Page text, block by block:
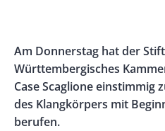
Left
Rectangle
Right
Body
Am Donnerstag hat der
Württembergisches
Case Scaglione einstimmig
des Klangkörpers mit
berufen.